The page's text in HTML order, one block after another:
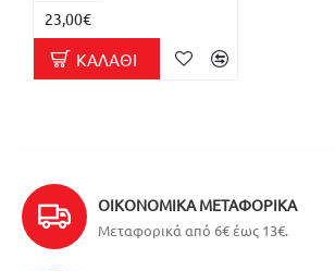
23,00€
ΚΑΛΆΘΙ
ΟΙΚΟΝΟΜΙΚΆ ΜΕΤΑΦΟΡΙΚΆ
Μεταφορικά από 6€ έως 13€.